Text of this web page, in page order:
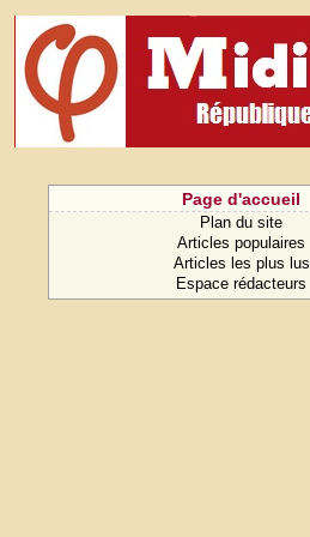
Page d'accueil
Plan du site
Articles populaires
Articles les plus lus
Espace rédacteurs